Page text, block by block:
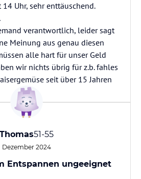
Uhr, sehr enttäuschend.
verantwortlich, leider sagt
Meinung aus genau diesen
alle hart für unser Geld
wir nichts übrig für z.b. fahles
Thomas51-55
Dezember 2024
Entspannen ungeeignet